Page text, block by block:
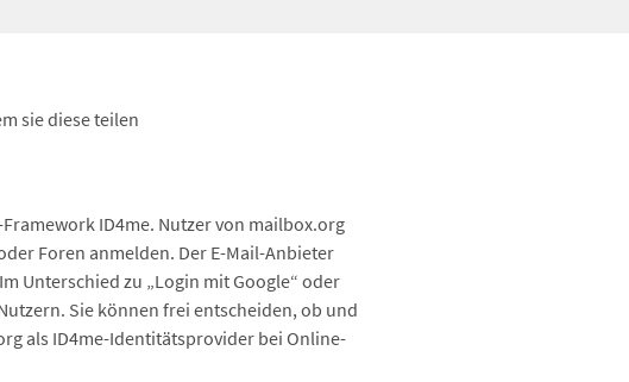
sie diese teilen
ID4me. Nutzer von mailbox.org
Foren anmelden. Der E-Mail-Anbieter
Unterschied zu „Login mit Google“ oder
Sie können frei entscheiden, ob und
als ID4me-Identitätsprovider bei Online-